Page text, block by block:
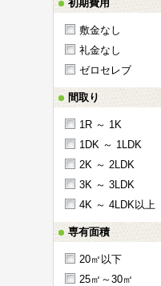
初期費用
敷金なし
礼金なし
ゼロセレブ
間取り
1R ～ 1K
1DK ～ 1LDK
2K ～ 2LDK
3K ～ 3LDK
4K ～ 4LDK以上
専有面積
20㎡以下
25㎡～30㎡